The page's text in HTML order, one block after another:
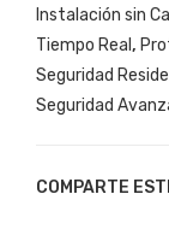
Instalación sin
Tiempo Real ,
Seguridad
Seguridad
COMPARTE